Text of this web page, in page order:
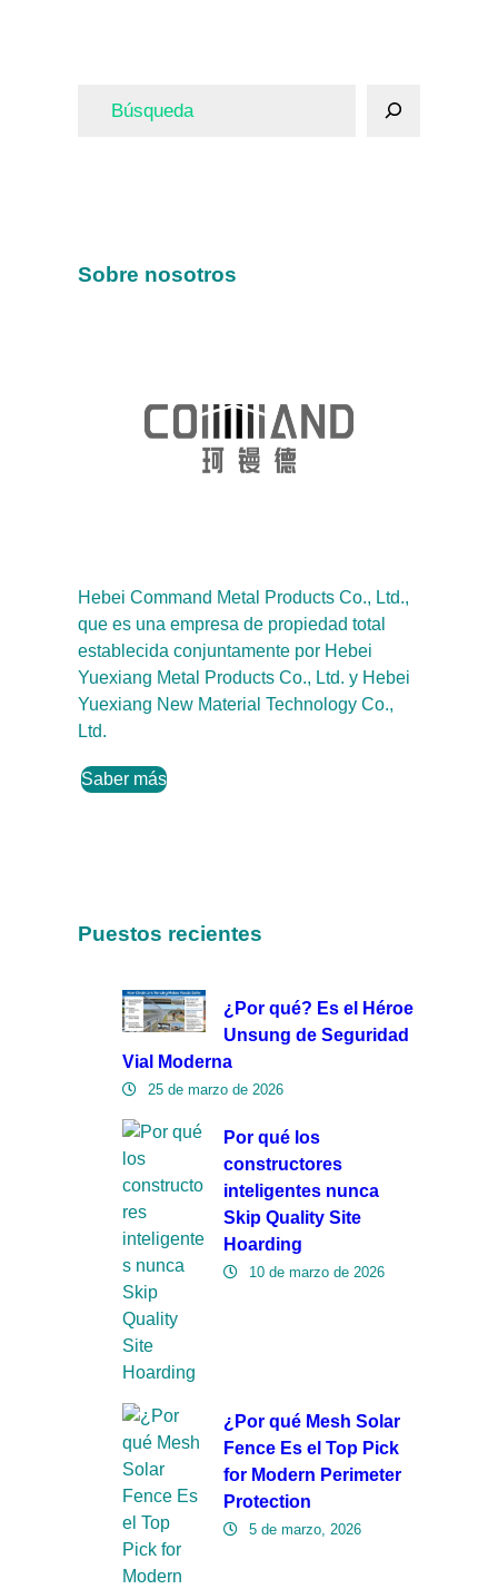
Sobre nosotros
Hebei Command Metal Products Co., Ltd.,
que es una empresa de propiedad total
establecida conjuntamente por Hebei
Yuexiang Metal Products Co., Ltd. y Hebei
Yuexiang New Material Technology Co.,
Ltd.
Saber más
Puestos recientes
¿Por qué? Es el Héroe
Unsung de Seguridad
Vial Moderna
25 de marzo de 2026
Por qué los
constructores
inteligentes nunca
Skip Quality Site
Hoarding
10 de marzo de 2026
¿Por qué Mesh Solar
Fence Es el Top Pick
for Modern Perimeter
Protection
5 de marzo, 2026